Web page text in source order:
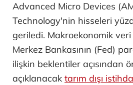
Advanced Micro Devices
Technology'nin hisseleri
geriledi. Makroekonomik
Merkez Bankasının (Fed)
ilişkin beklentiler açısından
açıklanacak tarım dışı